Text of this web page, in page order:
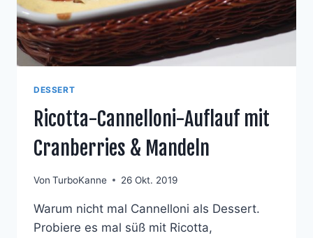
DESSERT
Ricotta-Cannelloni-Auflauf mit
Cranberries & Mandeln
Von TurboKanne 26 Okt. 2019
Warum nicht mal Cannelloni als Dessert.
Probiere es mal süß mit Ricotta,